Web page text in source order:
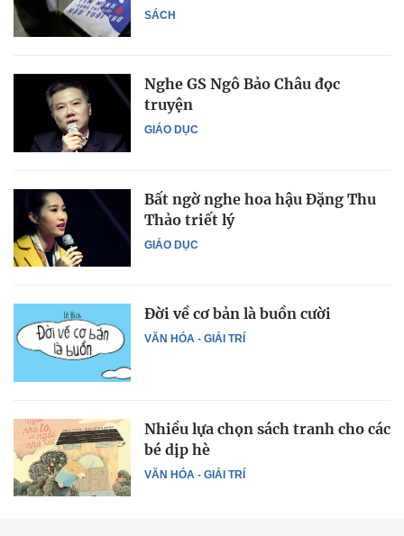
SÁCH
GIÁO DỤC
Nghe GS Ngô Bảo Châu đọc
truyện
GIÁO DỤC
Bất ngờ nghe hoa hậu Đặng Thu
Thảo triết lý
VĂN HÓA - GIẢI TRÍ
Đời về cơ bản là buồn cười
VĂN HÓA - GIẢI TRÍ
Nhiều lựa chọn sách tranh cho các
bé dịp hè